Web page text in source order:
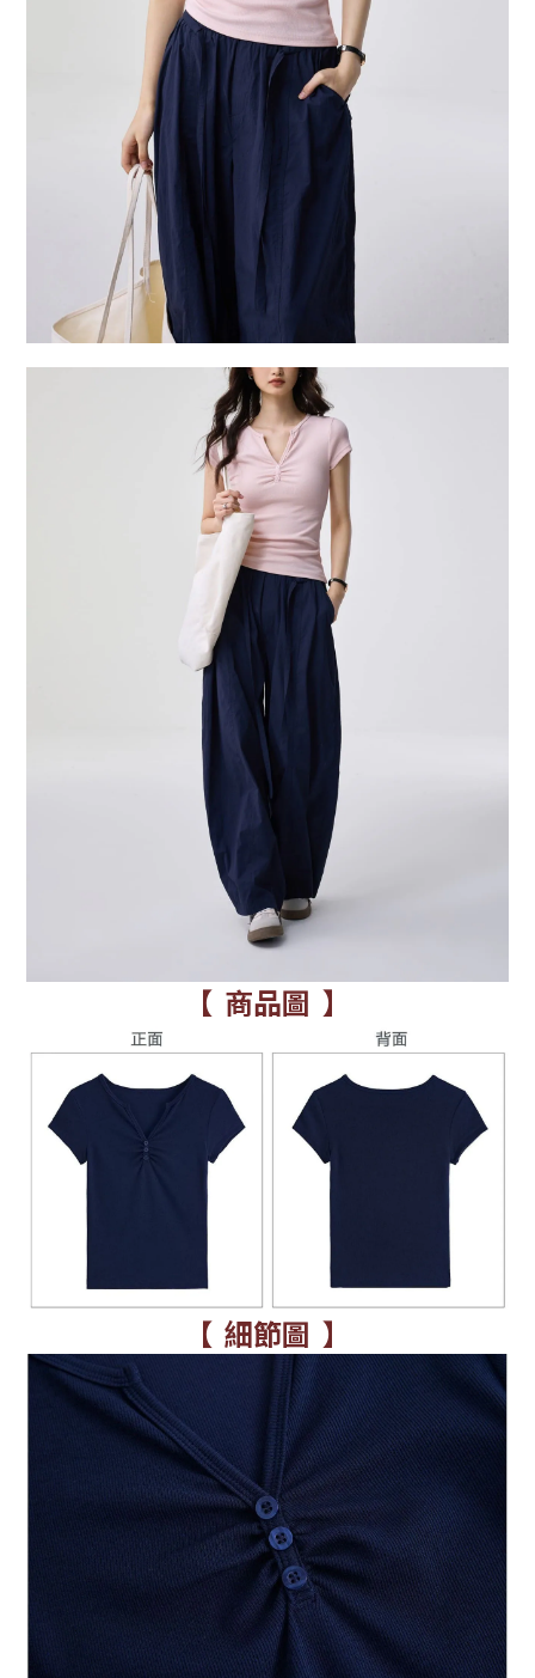
【 商品圖 】
【 細節圖 】